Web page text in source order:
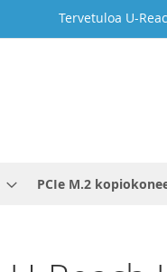
Tervetuloa U-
PCIe M.2